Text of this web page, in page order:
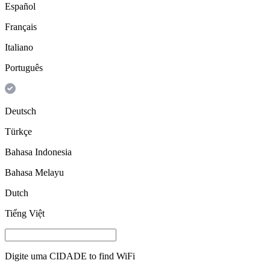
Español
Français
Italiano
Português
Deutsch
Türkçe
Bahasa Indonesia
Bahasa Melayu
Dutch
Tiếng Việt
Digite uma CIDADE to find WiFi